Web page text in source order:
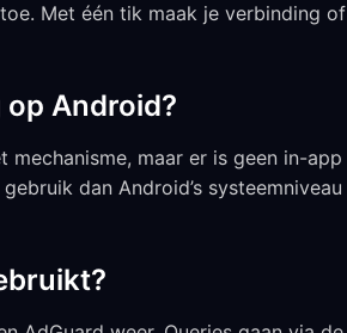
Met één tik maak je verbinding of
Android?
maar er is geen in-app
dan Android’s systeemniveau